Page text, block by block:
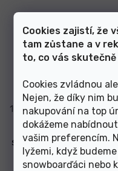
Cookies zajistí, že
tam zůstane a v
to, co vás skutečně
Cookies zvládnou
Nejen, že díky nim
nakupování na top
dokážeme
vašim preferencím.
lyžemi, když
snowboarďáci nebo
Skladem
od7 989 Kč
160
Snowboard Nitro Team